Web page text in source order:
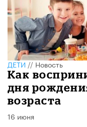
ДЕТИ//Новость
Как
дня
возраста
16 июня